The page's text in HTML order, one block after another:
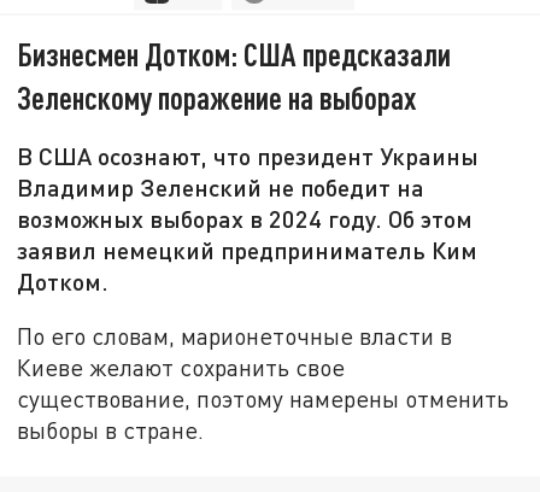
Бизнесмен Дотком: США предсказали
Зеленскому поражение на выборах
В США осознают, что президент Украины
Владимир Зеленский не победит на
возможных выборах в 2024 году. Об этом
заявил немецкий предприниматель Ким
Дотком.
По его словам, марионеточные власти в
Киеве желают сохранить свое
существование, поэтому намерены отменить
выборы в стране.